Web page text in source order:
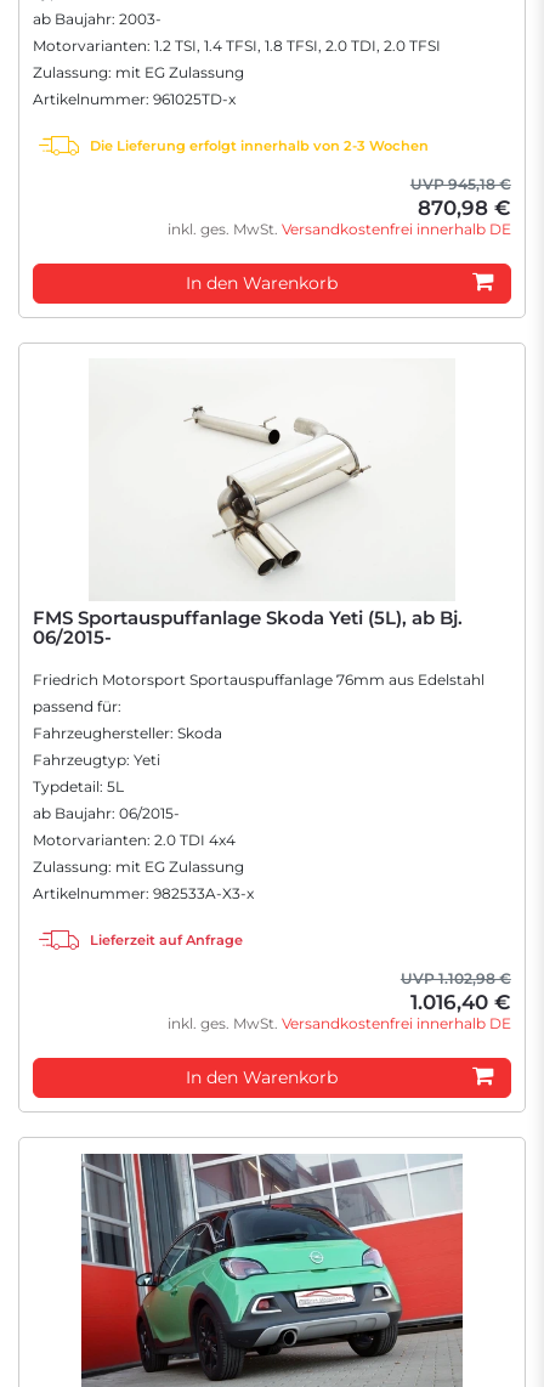
ab Baujahr: 2003-
Motorvarianten: 1.2 TSI, 1.4 TFSI, 1.8 TFSI, 2.0 TDI, 2.0 TFSI
Zulassung: mit EG Zulassung
Artikelnummer: 961025TD-x
Die Lieferung erfolgt innerhalb von 2-3 Wochen
UVP 945,18 €
870,98 €
inkl. ges. MwSt. Versandkostenfrei innerhalb DE
In den Warenkorb
FMS Sportauspuffanlage Skoda Yeti (5L), ab Bj.
06/2015-
Friedrich Motorsport Sportauspuffanlage 76mm aus Edelstahl
passend für:
Fahrzeughersteller: Skoda
Fahrzeugtyp: Yeti
Typdetail: 5L
ab Baujahr: 06/2015-
Motorvarianten: 2.0 TDI 4x4
Zulassung: mit EG Zulassung
Artikelnummer: 982533A-X3-x
Lieferzeit auf Anfrage
UVP 1.102,98 €
1.016,40 €
inkl. ges. MwSt. Versandkostenfrei innerhalb DE
In den Warenkorb